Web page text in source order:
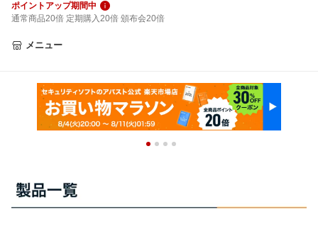
ポイントアップ期間中
通常商品20倍 定期購入20倍 頒布会20倍
メニュー